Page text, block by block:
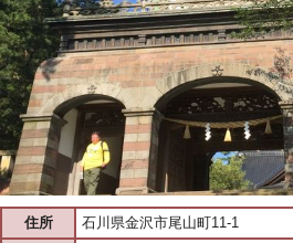
住所 石川県金沢市尾山町11-1